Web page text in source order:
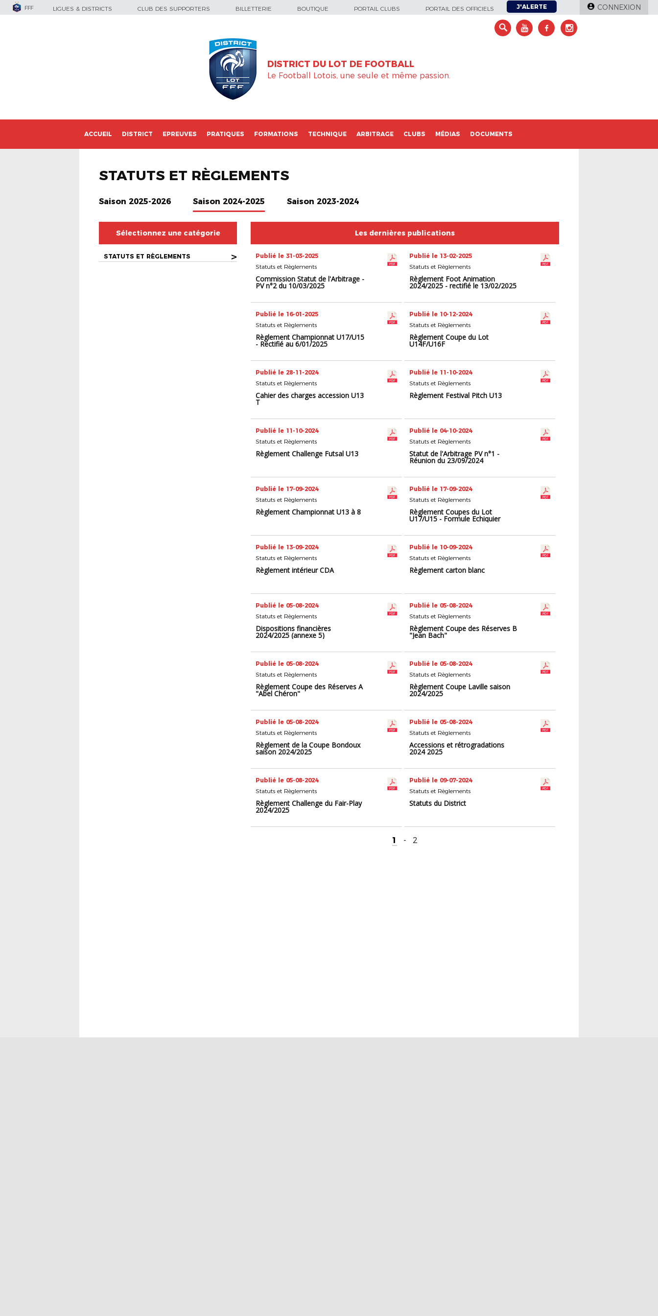
FFF LIGUES & DISTRICTS CLUB DES SUPPORTERS BILLETTERIE BOUTIQUE PORTAIL CLUBS PORTAIL DES OFFICIELS J'ALERTE CONNEXION
DISTRICT DU LOT DE FOOTBALL
Le Football Lotois, une seule et même passion.
ACCUEIL DISTRICT EPREUVES PRATIQUES FORMATIONS TECHNIQUE ARBITRAGE CLUBS MÉDIAS DOCUMENTS
STATUTS ET RÈGLEMENTS
Saison 2025-2026 Saison 2024-2025 Saison 2023-2024
Sélectionnez une catégorie
STATUTS ET RÈGLEMENTS >
Les dernières publications
Publié le 31-03-2025
Statuts et Règlements
Commission Statut de l'Arbitrage -
PV n°2 du 10/03/2025
Publié le 13-02-2025
Statuts et Règlements
Règlement Foot Animation
2024/2025 - rectifié le 13/02/2025
Publié le 16-01-2025
Statuts et Règlements
Règlement Championnat U17/U15
- Rectifié au 6/01/2025
Publié le 10-12-2024
Statuts et Règlements
Règlement Coupe du Lot
U14F/U16F
Publié le 28-11-2024
Statuts et Règlements
Cahier des charges accession U13
T
Publié le 11-10-2024
Statuts et Règlements
Règlement Festival Pitch U13
Publié le 11-10-2024
Statuts et Règlements
Règlement Challenge Futsal U13
Publié le 04-10-2024
Statuts et Règlements
Statut de l'Arbitrage PV n°1 -
Réunion du 23/09/2024
Publié le 17-09-2024
Statuts et Règlements
Règlement Championnat U13 à 8
Publié le 17-09-2024
Statuts et Règlements
Règlement Coupes du Lot
U17/U15 - Formule Echiquier
Publié le 13-09-2024
Statuts et Règlements
Règlement intérieur CDA
Publié le 10-09-2024
Statuts et Règlements
Règlement carton blanc
Publié le 05-08-2024
Statuts et Règlements
Dispositions financières
2024/2025 (annexe 5)
Publié le 05-08-2024
Statuts et Règlements
Règlement Coupe des Réserves B
"Jean Bach"
Publié le 05-08-2024
Statuts et Règlements
Règlement Coupe des Réserves A
"Abel Chéron"
Publié le 05-08-2024
Statuts et Règlements
Règlement Coupe Laville saison
2024/2025
Publié le 05-08-2024
Statuts et Règlements
Règlement de la Coupe Bondoux
saison 2024/2025
Publié le 05-08-2024
Statuts et Règlements
Accessions et rétrogradations
2024 2025
Publié le 05-08-2024
Statuts et Règlements
Règlement Challenge du Fair-Play
2024/2025
Publié le 09-07-2024
Statuts et Règlements
Statuts du District
1 - 2